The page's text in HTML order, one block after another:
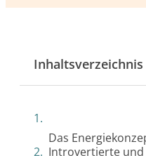
Inhaltsverzeichnis
Das
Introvertierte